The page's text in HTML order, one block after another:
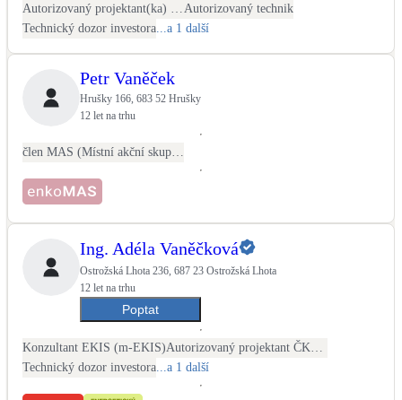
Rekuperace tepla odpadní vody
Šedá i černá odpadní voda
Kamna / krby
Doplňkové zdroje vytápění
LED osvětlení
Vnitřní i venkovní
Retence deštové vody
Akumulace dešťovky
Zelená střecha NEW
Vegetační střechy
Větrné elektrárny
Malé i velké turbíny
Autorizovaný technik
Technický dozor investora ...a 1 další
Petr Vaněček
Hrušky 166, 683 52 Hrušky
12 let na trhu
Ing. Adéla Vaněčková
Ostrožská Lhota 236, 687 23 Ostrožská Lhota
12 let na trhu
Poptat
Konzultant EKIS (m-EKIS)
Technický dozor investora ...a 1 další